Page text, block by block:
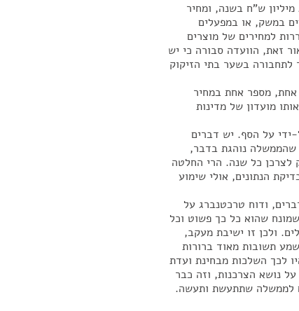
כלומר, ציבור נהגי ישראל משלם באופן ישיר נזק של 400 מיליון ש"ח בשנה, ומחיר
במשק, או במפעלים
למחירים של מוצרים
זאת, הוועדה סבורה כי יש
לתחבורה בשער בתי הזיקוק
אחת, מספר אחת במחיר
מועדון של מדינות
ידי על הסף. יש דברים
נוהגת בדבר,
לצרכן כל שנה. הרי החלטה
הנתונים, אולי שימוע
ודוח טרכטנברג על
שהוא כל כך פשוט וכל
ולכן זו ישיבת מעקב,
תשובות מאוד ברורות
לכך השלכות מבחינת ועדת
נושא הצרכנות, וזה כבר
לממשלה שתתעשת ותעשה.